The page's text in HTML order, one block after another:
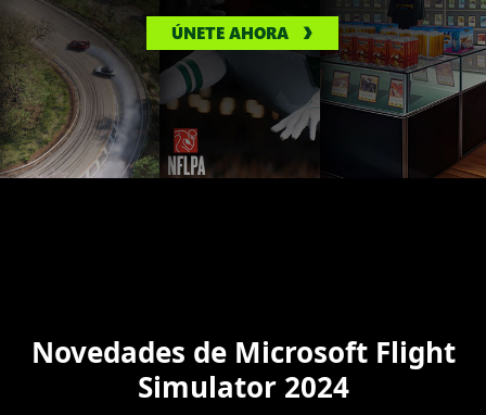
ÚNETE AHORA
Novedades de Microsoft Flight
Simulator 2024